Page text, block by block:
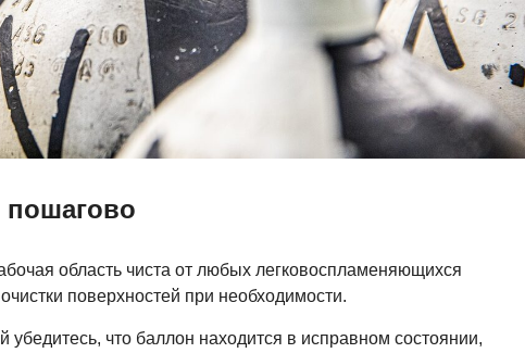
пошагово
область чиста от любых легковоспламеняющихся
поверхностей при необходимости.
что баллон находится в исправном состоянии,